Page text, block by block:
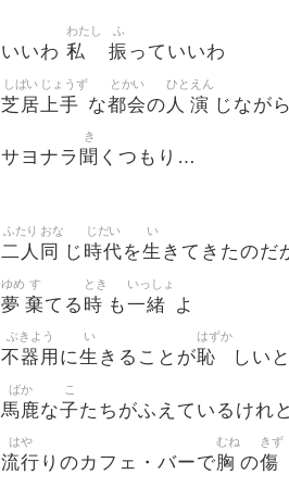
いいわ 私
わたし
振
ふ
っていいわ
芝居
しばい
上手
じょうず
な都会
とかい
の 人
ひと
演
えん
じながら
サヨナラ 聞
き
くつもり…
二人
ふたり
同
おな
じ 時代
じだい
を生
い
きてきたのだ
夢
ゆめ
棄
す
てる 時
とき
も一緒
いっしょ
よ
不器用
ぶきよう
に生
い
きることが恥
はずか
しいと
馬鹿
ばか
な子
こ
たちがふえているけれ
流行
はや
りのカフェ・バーで胸
むね
の傷
きず